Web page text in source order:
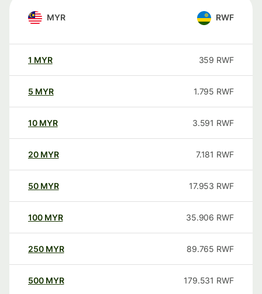
MYR RWF
1 MYR 359 RWF
5 MYR 1.795 RWF
10 MYR 3.591 RWF
20 MYR 7.181 RWF
50 MYR 17.953 RWF
100 MYR 35.906 RWF
250 MYR 89.765 RWF
500 MYR 179.531 RWF